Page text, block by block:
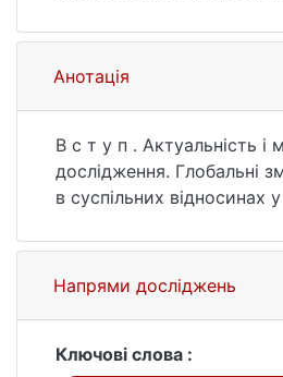
Public Administration.
—30. DOI: 10.17721/2616-
(дата звернення:
Анотація
В с т у п . Актуальність і
дослідження. Глобальні
в суспільних відносинах у
кризою, пандемією
повномасштабною війною
України, потребують
особливу систему
Напрями досліджень
Ключові слова :